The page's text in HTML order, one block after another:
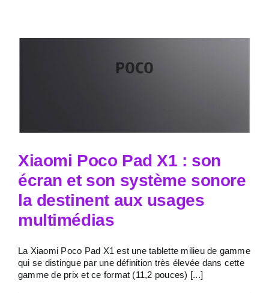
Xiaomi Poco Pad X1 : son
écran et son système sonore
la destinent aux usages
multimédias
La Xiaomi Poco Pad X1 est une tablette milieu de gamme
qui se distingue par une définition très élevée dans cette
gamme de prix et ce format (11,2 pouces) [...]